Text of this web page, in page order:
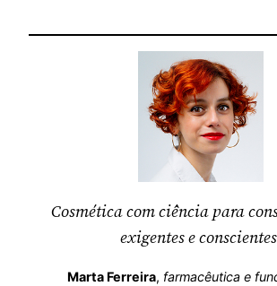
Cosmética com ciência para
exigentes e
Marta Ferreira, farmacêutica e